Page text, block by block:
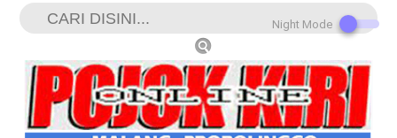
Night Mode